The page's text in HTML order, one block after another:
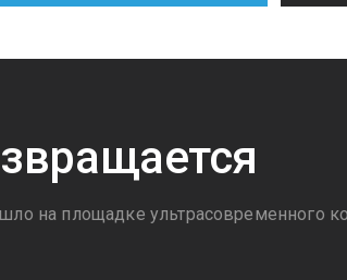
на площадке ультрасовременного